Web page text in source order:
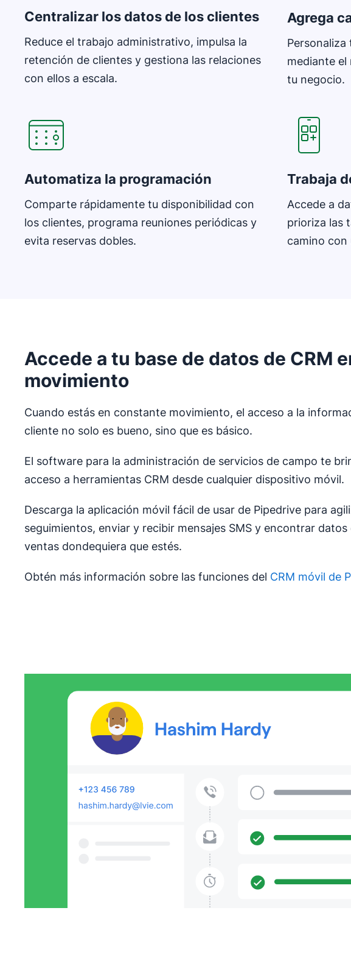
Centralizar los datos de los clientes
Reduce el trabajo administrativo, impulsa la
retención de clientes y gestiona las relaciones
con ellos a escala.
Agrega
mediante el
tu negocio.
Automatiza la programación
Comparte rápidamente tu disponibilidad con
los clientes, programa reuniones periódicas y
evita reservas dobles.
Trabaja
Accede a
prioriza las
camino con
Accede a tu base de datos de CRM
movimiento
Cuando estás en constante movimiento, el acceso a la
cliente no solo es bueno, sino que es básico.
El software para la administración de servicios de campo te
acceso a herramientas CRM desde cualquier dispositivo móvil.
Descarga la aplicación móvil fácil de usar de Pipedrive para
seguimientos, enviar y recibir mensajes SMS y encontrar datos
ventas dondequiera que estés.
Obtén más información sobre las funciones del CRM móvil de